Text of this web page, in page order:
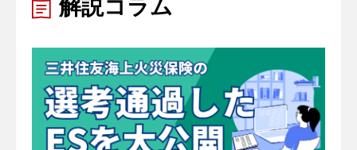
解説コラム